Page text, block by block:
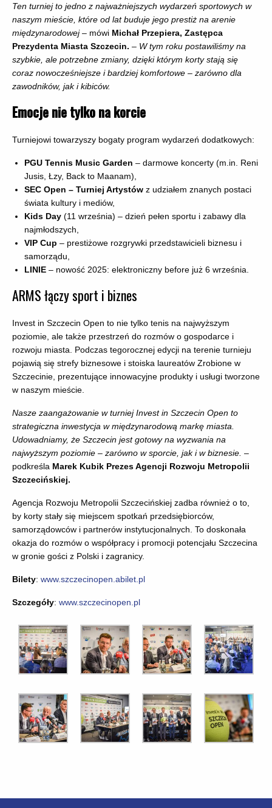
Ten turniej to jedno z najważniejszych wydarzeń sportowych w
naszym mieście, które od lat buduje jego prestiż na arenie
międzynarodowej– mówi Michał Przepiera, Zastępca
Prezydenta Miasta Szczecin. – W tym roku postawiliśmy na
szybkie, ale potrzebne zmiany, dzięki którym korty stają się
coraz nowocześniejsze i bardziej komfortowe – zarówno dla
zawodników, jak i kibiców.
Emocje nie tylko na korcie
Turniejowi towarzyszy bogaty program wydarzeń dodatkowych:
PGU Tennis Music Garden – darmowe koncerty (m.in. Reni
Jusis, Łzy, Back to Maanam),
SEC Open – Turniej Artystów z udziałem znanych postaci
świata kultury i mediów,
Kids Day (11 września) – dzień pełen sportu i zabawy dla
najmłodszych,
VIP Cup – prestiżowe rozgrywki przedstawicieli biznesu i
samorządu,
LINIE – nowość 2025: elektroniczny before już 6 września.
ARMS łączy sport i biznes
Invest in Szczecin Open to nie tylko tenis na najwyższym
poziomie, ale także przestrzeń do rozmów o gospodarce i
rozwoju miasta. Podczas tegorocznej edycji na terenie turnieju
pojawią się strefy biznesowe i stoiska laureatów Zrobione w
Szczecinie, prezentujące innowacyjne produkty i usługi tworzone
w naszym mieście.
Nasze zaangażowanie w turniej Invest in Szczecin Open to
strategiczna inwestycja w międzynarodową markę miasta.
Udowadniamy, że Szczecin jest gotowy na wyzwania na
najwyższym poziomie – zarówno w sporcie, jak i w biznesie. –
podkreśla Marek Kubik Prezes Agencji Rozwoju Metropolii
Szczecińskiej.
Agencja Rozwoju Metropolii Szczecińskiej zadba również o to,
by korty stały się miejscem spotkań przedsiębiorców,
samorządowców i partnerów instytucjonalnych. To doskonała
okazja do rozmów o współpracy i promocji potencjału Szczecina
w gronie gości z Polski i zagranicy.
Bilety: www.szczecinopen.abilet.pl
Szczegóły: www.szczecinopen.pl